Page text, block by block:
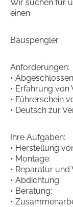
Wir suchen für
einen
Bauspengler
Anforderungen:
•
• Erfahrung von
• Führerschein
• Deutsch zur
Ihre Aufgaben:
• Herstellung
• Montage:
• Reparatur und
• Abdichtung:
• Beratung:
•